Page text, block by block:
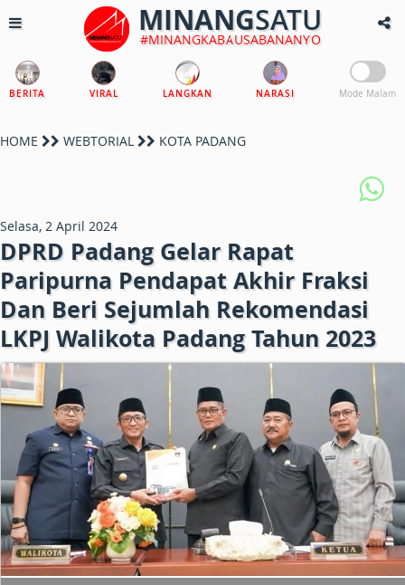
MINANGSATU
#MINANGKABAUSABANANYO
BERITA VIRAL LANGKAN NARASI Mode Malam
HOME WEBTORIAL KOTA PADANG
Selasa, 2 April 2024
DPRD Padang Gelar Rapat
Paripurna Pendapat Akhir Fraksi
Dan Beri Sejumlah Rekomendasi
LKPJ Walikota Padang Tahun 2023